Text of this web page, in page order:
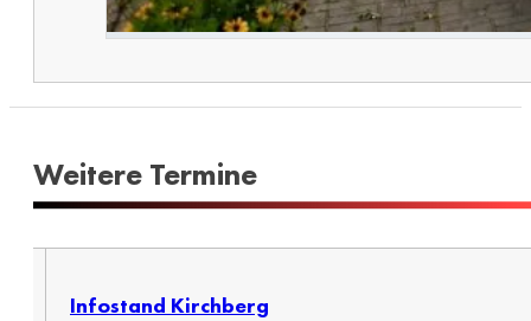
Weitere Termine​
Infostand Kirchberg